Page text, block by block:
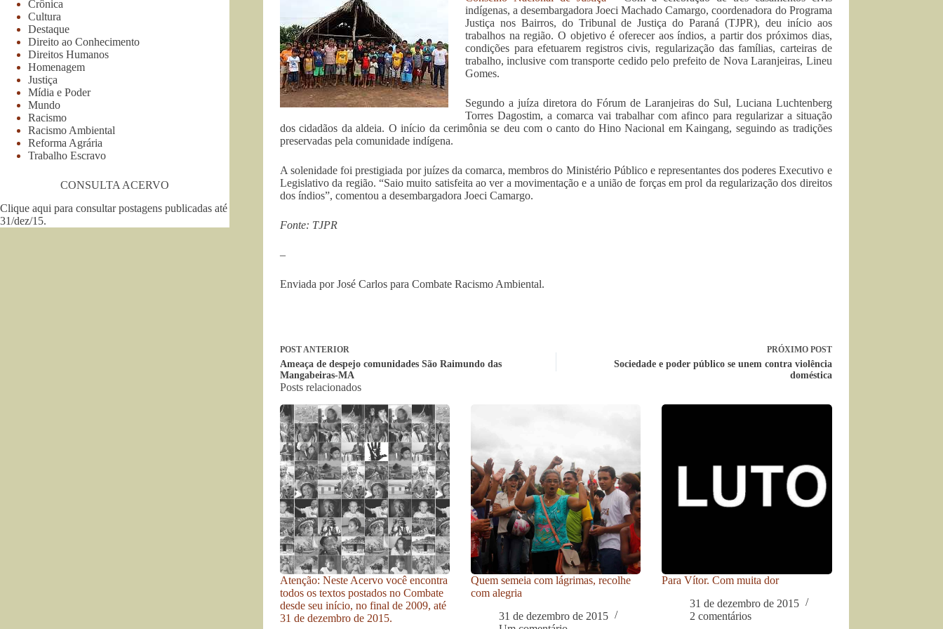
indígenas, a desembargadora Joeci Machado Camargo, coordenadora do Programa
Justiça nos Bairros, do Tribunal de Justiça do Paraná (TJPR), deu início aos
trabalhos na região. O objetivo é oferecer aos índios, a partir dos próximos dias,
condições para efetuarem registros civis, regularização das famílias, carteiras de
trabalho, inclusive com transporte cedido pelo prefeito de Nova Laranjeiras, Lineu
Gomes.
Segundo a juíza diretora do Fórum de Laranjeiras do Sul, Luciana Luchtenberg
Torres Dagostim, a comarca vai trabalhar com afinco para regularizar a situação
dos cidadãos da aldeia. O início da cerimônia se deu com o canto do Hino Nacional em Kaingang, seguindo as tradições
preservadas pela comunidade indígena.
A solenidade foi prestigiada por juízes da comarca, membros do Ministério Público e representantes dos poderes Executivo e
Legislativo da região. “Saio muito satisfeita ao ver a movimentação e a união de forças em prol da regularização dos direitos
dos índios”, comentou a desembargadora Joeci Camargo.
Fonte: TJPR
–
Enviada por José Carlos para Combate Racismo Ambiental.
POSTANTERIOR
Ameaça de despejo comunidades São Raimundo das
Mangabeiras-MA
PRÓXIMO POST
Sociedade e poder público se unem contra violência
doméstica
Posts relacionados
Atenção: Neste Acervo você encontra
todos os textos postados no Combate
desde seu início, no final de 2009, até
31 de dezembro de 2015.
Quem semeia com lágrimas, recolhe
com alegria
31 de dezembro de 2015
Para Vítor. Com muita dor
31 de dezembro de 2015
2 comentários
Crônica
Cultura
Destaque
Direito ao Conhecimento
Direitos Humanos
Homenagem
Justiça
Mídia e Poder
Mundo
Racismo
Racismo Ambiental
Reforma Agrária
Trabalho Escravo
CONSULTA ACERVO
Clique aqui para consultar postagens publicadas até
31/dez/15.